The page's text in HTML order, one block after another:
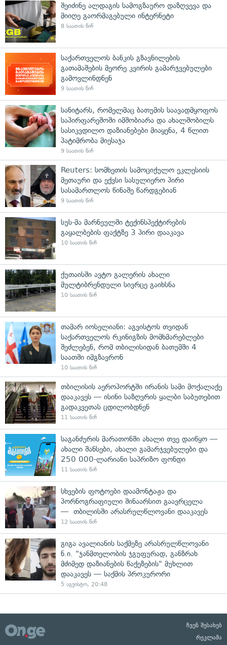
შეიძინე ალდაგის სამოგზაურო დაზღვევა და
მიიღე გაორმაგებული ინტერნეტი
8 საათის წინ
საქართველოს ბანკის გზავნილების
გათამაშების მეორე კვირის გამარჯვებულები
გამოვლინდნენ
9 საათის წინ
სანიტარს, რომელმაც ბათუმის საავადმყოფოს
საპირფარეშოში იმშობიარა და ახალშობილს
სასიკვდილო დაზიანებები მიაყენა, 4 წლით
პატიმრობა მიესაჯა
9 საათის წინ
Reuters: სომხეთის სამოციქულო ეკლესიის
მეთაური და ექვსი სასულიერო პირი
სასამართლოს წინაშე წარდგებიან
9 საათის წინ
სუს-მა მარნეულში ტექინსპექტირების
გაყალბების ფაქტზე 3 პირი დააკავა
10 საათის წინ
ქუთაისში ავტო გალერის ახალი
მულტიბრენდული სივრცე გაიხსნა
10 საათის წინ
თამარ იოსელიანი: აგვისტოს თვიდან
საქართველოს რკინიგზის მომხმარებლები
შეძლებენ, რომ თბილისიდან ბათუმში 4
საათში იმგზავრონ
10 საათის წინ
თბილისის აეროპორტში ირანის სამი მოქალაქე
დააკავეს — ისინი საზღვრის ყალბი საბუთებით
გადაკვეთას ცდილობდნენ
11 საათის წინ
საგანძურის მარათონში ახალი თვე დაიწყო —
ახალი შანსები, ახალი გამარჯვებულები და
250 000-ლარიანი საპრიზო ფონდი
11 საათის წინ
სხვების ფოტოები დაამონტაჟა და
პორნოგრაფიული შინაარსით გაავრცელა
— თბილისში არასრულწლოვანი დააკავეს
12 საათის წინ
გიგა ავალიანის საქმეზე არასრულწლოვანი
ნ.ი. "ჯანმთელობის ჯგუფურად, განზრახ
მძიმედ დაზიანების წაქეზების" მუხლით
დააკავეს — საქმის პროკურორი
5 აგვისტო, 20:48
ჩვენ შესახებ
რეკლამა